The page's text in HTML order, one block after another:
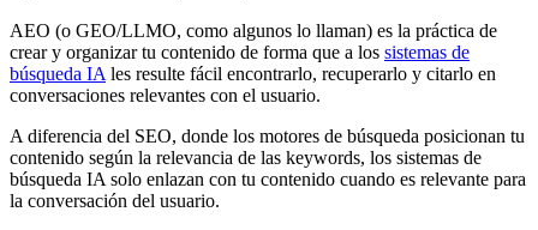
AEO (o GEO/LLMO, como algunos lo llaman) es la práctica de
crear y organizar tu contenido de forma que a los sistemas de
búsqueda IAles resulte fácil encontrarlo, recuperarlo y citarlo en
conversaciones relevantes con el usuario.
A diferencia del SEO, donde los motores de búsqueda posicionan tu
contenido según la relevancia de las keywords, los sistemas de
búsqueda IA solo enlazan con tu contenido cuando es relevante para
la conversación del usuario.